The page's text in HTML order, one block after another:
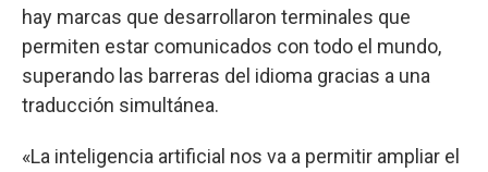
hay marcas que desarrollaron terminales que
permiten estar comunicados con todo el mundo,
superando las barreras del idioma gracias a una
traducción simultánea.
«La inteligencia artificial nos va a permitir ampliar el